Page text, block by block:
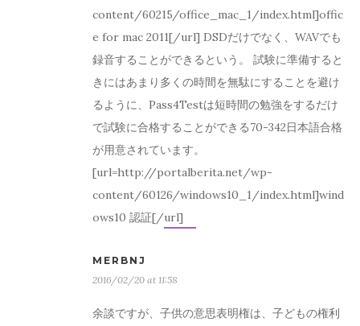
content/60215/office_mac_1/index.html]offic
e for mac 2011[/url] DSDだけでなく、WAVでも
録音することができるという。 試験に準備すると
きにはあまり多くの時間を無駄にすることを避け
るように、Pass4Testは短時間の勉強をするだけ
で試験に合格することができる70-342日本語合格
が用意されています。
[url=http://portalberita.net/wp-
content/60126/windows10_1/index.html]wind
ows10 認証[/url]
MERBNJ
2016/02/20 at 11:58
余談ですが、子供の意思表明権は、子どもの権利